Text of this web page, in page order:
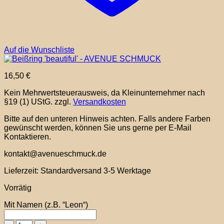
Auf die Wunschliste
16,50 €
Kein Mehrwertsteuerausweis, da Kleinunternehmer nach
§19 (1) UStG. zzgl. Versandkosten
Bitte auf den unteren Hinweis achten. Falls andere Farben
gewünscht werden, können Sie uns gerne per E-Mail
Kontaktieren.
kontakt@avenueschmuck.de
Lieferzeit: Standardversand 3-5 Werktage
Vorrätig
Mit Namen (z.B. “Leon“)